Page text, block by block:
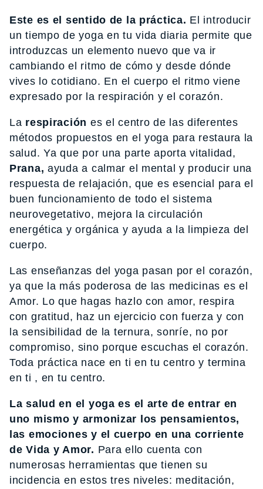
Este es el sentido de la práctica. El introducir
un tiempo de yoga en tu vida diaria permite que
introduzcas un elemento nuevo que va ir
cambiando el ritmo de cómo y desde dónde
vives lo cotidiano. En el cuerpo el ritmo viene
expresado por la respiración y el corazón.
La respiración es el centro de las diferentes
métodos propuestos en el yoga para restaura la
salud. Ya que por una parte aporta vitalidad,
Prana, ayuda a calmar el mental y producir una
respuesta de relajación, que es esencial para el
buen funcionamiento de todo el sistema
neurovegetativo, mejora la circulación
energética y orgánica y ayuda a la limpieza del
cuerpo.
Las enseñanzas del yoga pasan por el corazón,
ya que la más poderosa de las medicinas es el
Amor. Lo que hagas hazlo con amor, respira
con gratitud, haz un ejercicio con fuerza y con
la sensibilidad de la ternura, sonríe, no por
compromiso, sino porque escuchas el corazón.
Toda práctica nace en ti en tu centro y termina
en ti , en tu centro.
La salud en el yoga es el arte de entrar en
uno mismo y armonizar los pensamientos,
las emociones y el cuerpo en una corriente
de Vida y Amor. Para ello cuenta con
numerosas herramientas que tienen su
incidencia en estos tres niveles: meditación,